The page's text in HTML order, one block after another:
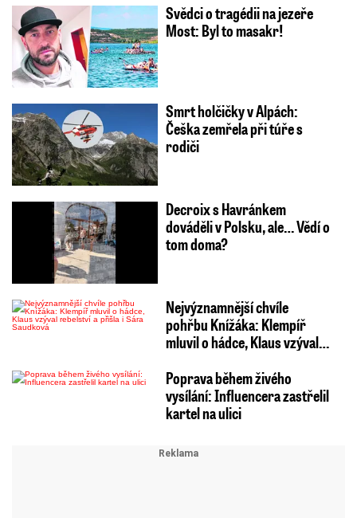
Svědci o tragédii na jezeře
Most: Byl to masakr!
Smrt holčičky v Alpách:
Češka zemřela při túře s
rodiči
Decroix s Havránkem
dováděli v Polsku, ale… Vědí o
tom doma?
Nejvýznamnější chvíle
pohřbu Knížáka: Klempíř
mluvil o hádce, Klaus vzýval…
Poprava během živého
vysílání: Influencera zastřelil
kartel na ulici